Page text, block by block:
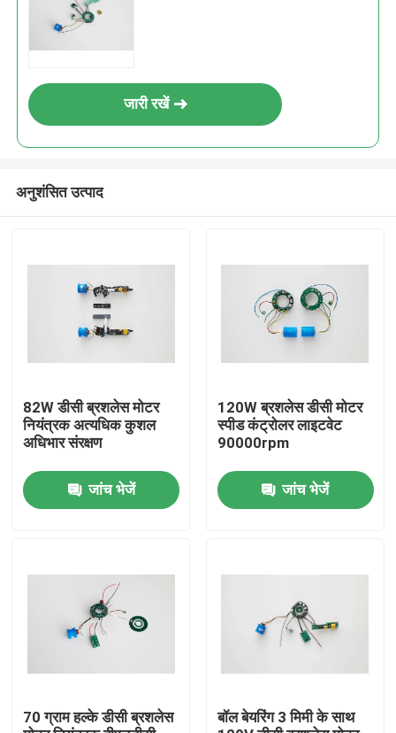
उत्पादों
वीडियो
जारी रखें
अनुशंसित उत्पाद
82W डीसी ब्रशलेस मोटर
नियंत्रक अत्यधिक कुशल
अधिभार संरक्षण
जांच भेजें
120W ब्रशलेस डीसी मोटर
स्पीड कंट्रोलर लाइटवेट
90000rpm
जांच भेजें
70 ग्राम हल्के डीसी ब्रशलेस
बॉल बेयरिंग 3 मिमी के साथ